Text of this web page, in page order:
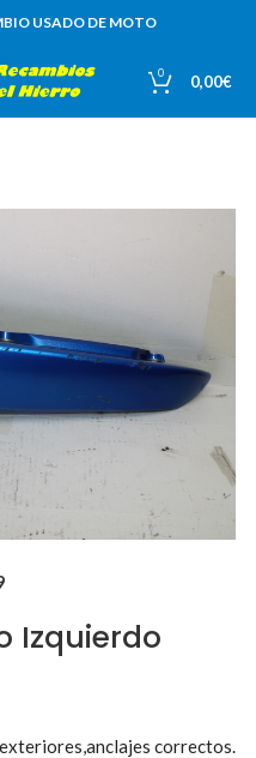
USADO DE MOTO
0 0,00€
Izquierdo
correctos.